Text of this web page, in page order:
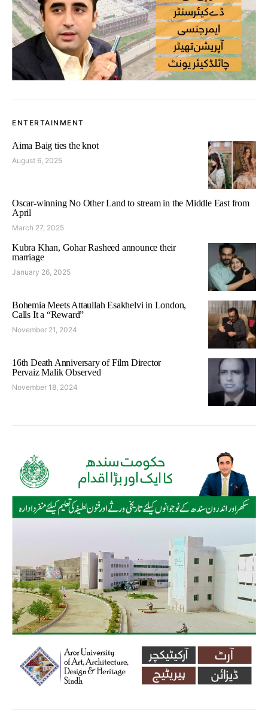
ENTERTAINMENT
Aima Baig ties the knot
August 6, 2025
Oscar-winning No Other Land to stream in the Middle East from
April
March 27, 2025
Kubra Khan, Gohar Rasheed announce their
marriage
January 26, 2025
Bohemia Meets Attaullah Esakhelvi in London,
Calls It a “Reward”
November 21, 2024
16th Death Anniversary of Film Director
Pervaiz Malik Observed
November 18, 2024